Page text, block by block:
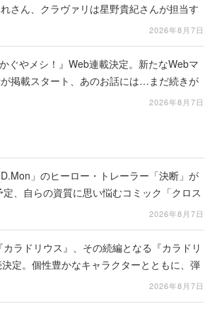
さん、クラヴァリは星野貴紀さんが担当す
2026年8月7日
ぐやメシ！』Web連載決定。新たなWebマ
掲載スタート、あのお話には…まだ続きが
2026年8月7日
」のヒーロー・トレーラー「決断」が
、自らの資質に思い悩むコミック「クロス
2026年8月7日
ラドリウス』、その続編となる『カラドリ
定。個性豊かなキャラクターとともに、弾
2026年8月7日